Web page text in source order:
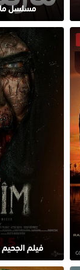
مسلسل ما
فيلم الجحيم Cahim 2025 مترجم